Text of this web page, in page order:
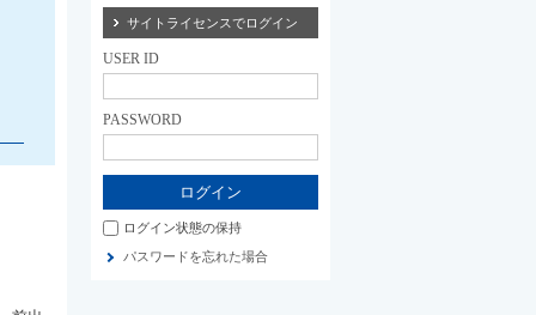
サイトライセンスでログイン
USER ID
PASSWORD
ログイン状態の保持
パスワードを忘れた場合